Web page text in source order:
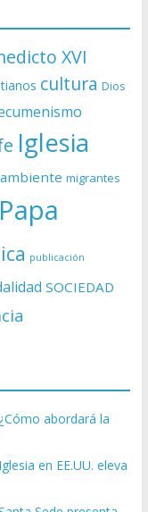
XVI
cultura Dios
Iglesia
migrantes
Papa
publicación
SOCIEDAD
¿Cómo abordará la
Iglesia en EE.UU. eleva